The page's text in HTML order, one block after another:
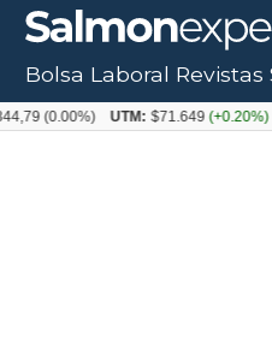
Bolsa Laboral Revistas
UTM: $71.649(+0.20%) Dólar: